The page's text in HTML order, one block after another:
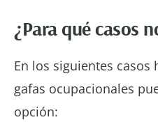
¿Para qué casos
En los siguientes casos
gafas ocupacionales
opción: